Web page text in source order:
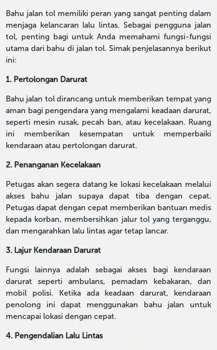
Bahu jalan tol memiliki peran yang sangat penting dalam
menjaga kelancaran lalu lintas. Sebagai pengguna jalan
tol, penting bagi untuk Anda memahami fungsi-fungsi
utama dari bahu di jalan tol. Simak penjelasannya berikut
ini:
1. Pertolongan Darurat
Bahu jalan tol dirancang untuk memberikan tempat yang
aman bagi pengendara yang mengalami keadaan darurat,
seperti mesin rusak, pecah ban, atau kecelakaan. Ruang
ini memberikan kesempatan untuk memperbaiki
kendaraan atau pertolongan darurat.
2. Penanganan Kecelakaan
Petugas akan segera datang ke lokasi kecelakaan melalui
akses bahu jalan supaya dapat tiba dengan cepat.
Petugas dapat dengan cepat memberikan bantuan medis
kepada korban, membersihkan jalur tol yang terganggu,
dan mengarahkan lalu lintas agar tetap lancar.
3. Lajur Kendaraan Darurat
Fungsi lainnya adalah sebagai akses bagi kendaraan
darurat seperti ambulans, pemadam kebakaran, dan
mobil polisi. Ketika ada keadaan darurat, kendaraan
penolong ini dapat menggunakan bahu jalan untuk
mencapai lokasi dengan cepat.
4. Pengendalian Lalu Lintas